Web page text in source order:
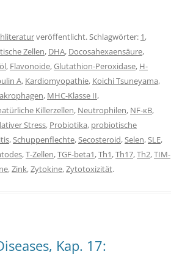
veröffentlicht. Schlagwörter: 1,
Zellen, DHA, Docosahexaensäure,
, Flavonoide,Glutathion-Peroxidase, H-
A, Kardiomyopathie, Koichi Tsuneyama,
, MHC-Klasse II,
Killerzellen, Neutrophilen, NF-κB,
Stress, Probiotika, probiotische
,Schuppenflechte,Secosteroid,Selen,SLE,
,T-Zellen,TGF-beta1,Th1,Th17,Th2,TIM-
,Zink,Zytokine,Zytotoxizität.
Kap. 17: